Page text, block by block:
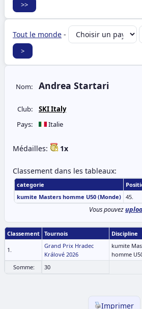
Tout le monde -
Nom: Andrea Startari
Club:
SKI Italy
Pays:
Italie
Médailles: 1x
Classement dans les tableaux:
categorie
kumite Masters homme U50 (Monde) 45.
Vous pouvez
Classement Tournois Discipline
1.
Grand Prix Hradec
Králové 2026
kumite
homme
Somme: 30
Imprimer